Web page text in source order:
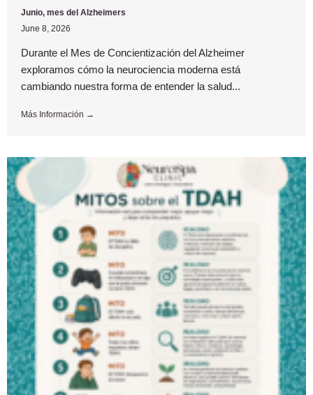
Junio, mes del Alzheimers
June 8, 2026
Durante el Mes de Concientización del Alzheimer
exploramos cómo la neurociencia moderna está
cambiando nuestra forma de entender la salud...
Más Información →